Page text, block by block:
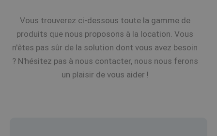
Vous trouverez ci-dessous toute la gamme de
produits que nous proposons à la location. Vous
n'êtes pas sûr de la solution dont vous avez besoin
? N'hésitez pas à nous contacter, nous nous ferons
un plaisir de vous aider !